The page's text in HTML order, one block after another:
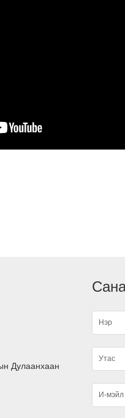
Дулаанхаан